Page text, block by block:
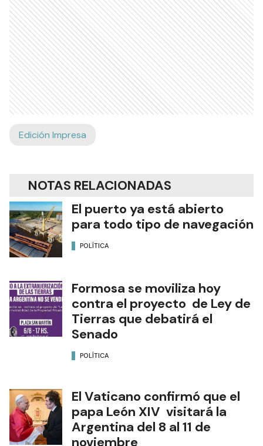
Edición Impresa
NOTAS RELACIONADAS
El puerto ya está abierto
para todo tipo de navegación
POLÍTICA
Formosa se moviliza hoy
contra el proyecto de Ley de
Tierras que debatirá el
Senado
POLÍTICA
El Vaticano confirmó que el
papa León XIV visitará la
Argentina del 8 al 11 de
noviembre